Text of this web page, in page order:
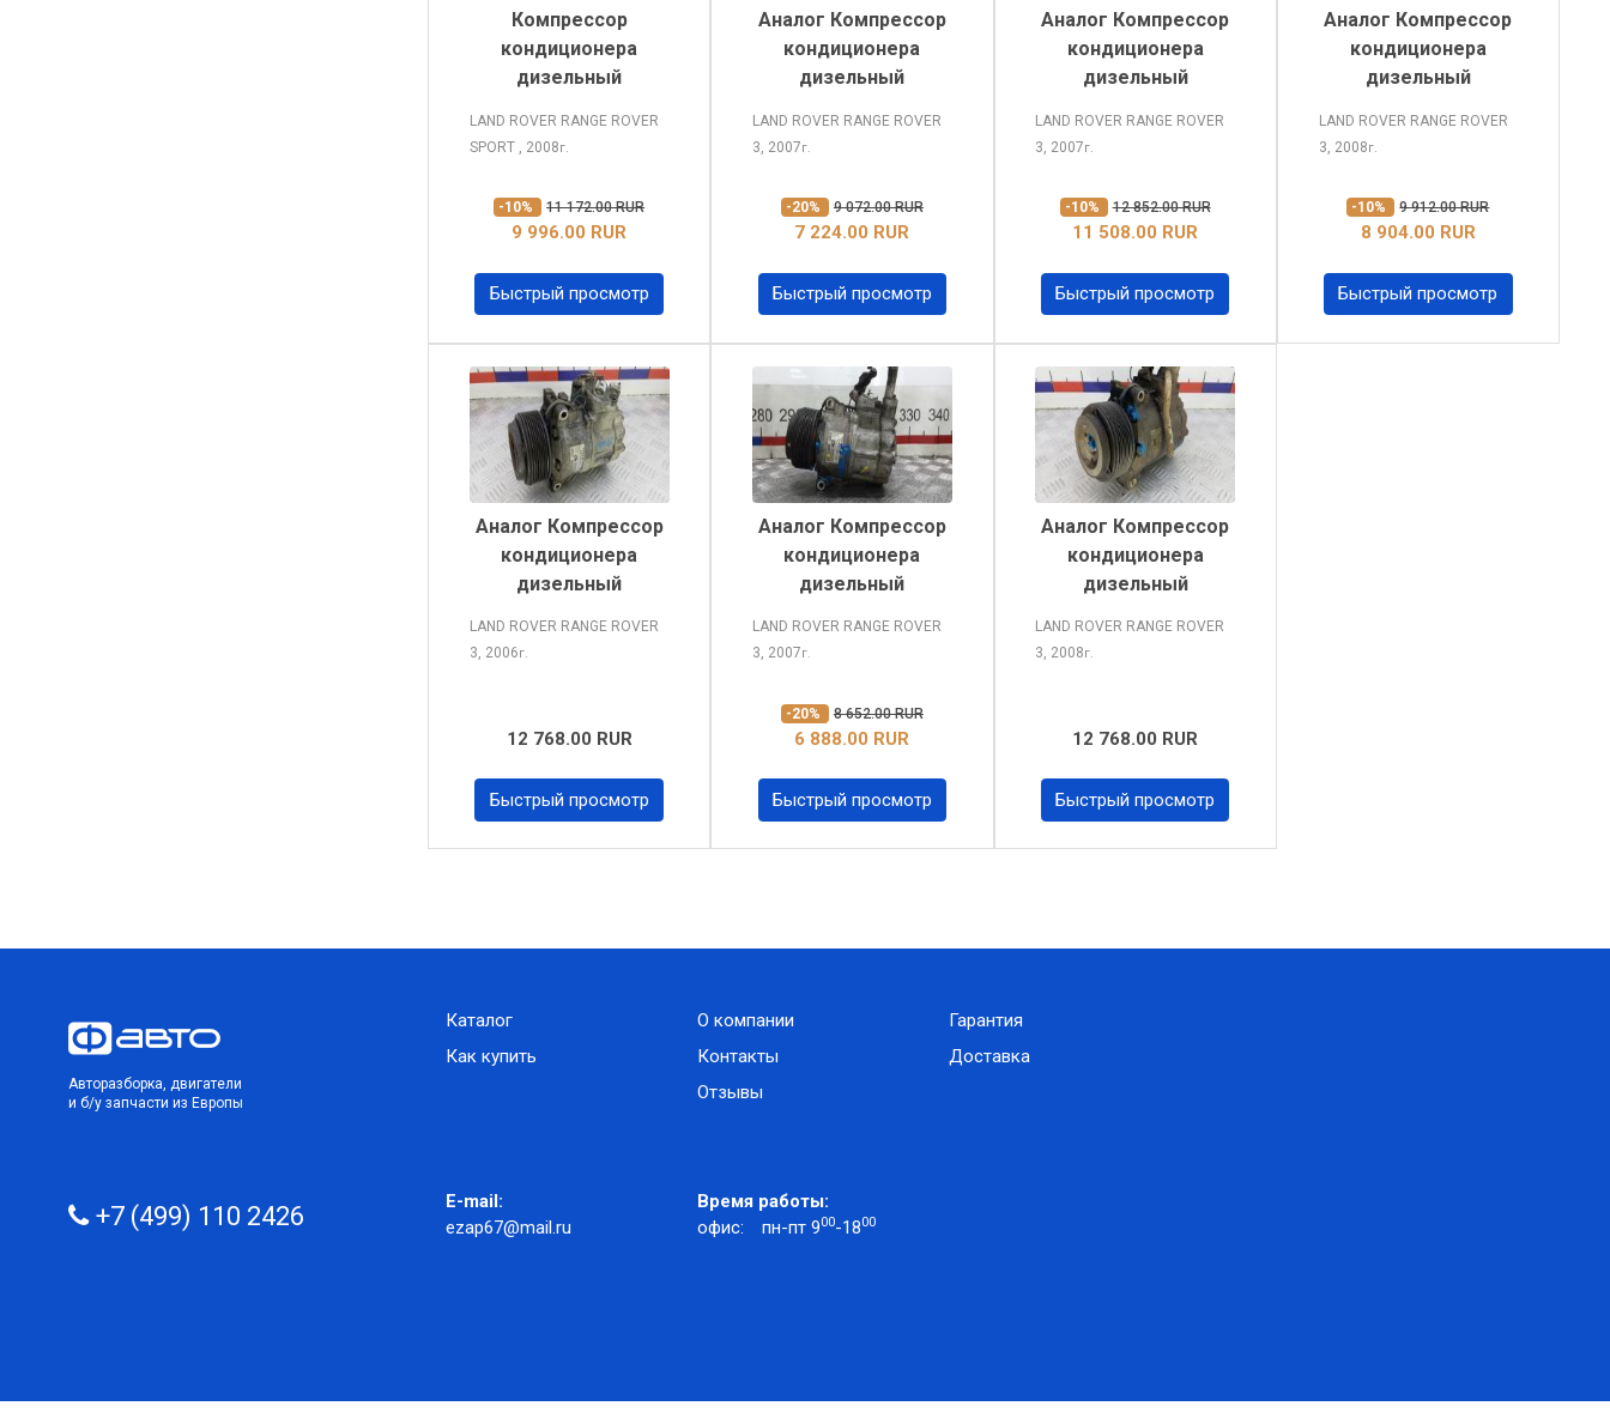
Компрессор
кондиционера
дизельный
LAND ROVER RANGE ROVER
SPORT
, 2008г.
-10% 11 172.00 RUR
9 996.00 RUR
Быстрый просмотр
Аналог Компрессор
кондиционера
дизельный
LAND ROVER RANGE ROVER
3, 2007г.
-20% 9 072.00 RUR
7 224.00 RUR
Быстрый просмотр
Аналог Компрессор
кондиционера
дизельный
LAND ROVER RANGE ROVER
3, 2007г.
-10% 12 852.00 RUR
11 508.00 RUR
Быстрый просмотр
Аналог Компрессор
кондиционера
дизельный
LAND ROVER RANGE ROVER
3, 2008г.
-10% 9 912.00 RUR
8 904.00 RUR
Быстрый просмотр
Аналог Компрессор
кондиционера
дизельный
LAND ROVER RANGE ROVER
3, 2006г.
12 768.00 RUR
Быстрый просмотр
Аналог Компрессор
кондиционера
дизельный
LAND ROVER RANGE ROVER
3, 2007г.
-20% 8 652.00 RUR
6 888.00 RUR
Быстрый просмотр
Аналог Компрессор
кондиционера
дизельный
LAND ROVER RANGE ROVER
3, 2008г.
12 768.00 RUR
Быстрый просмотр
Авторазборка, двигатели
и б/у запчасти из Европы
Каталог
Как купить
О компании
Контакты
Отзывы
Гарантия
Доставка
+7 (499) 110 2426
E-mail:
ezap67@mail.ru
Время работы:
офис:
пн-пт 900-1800